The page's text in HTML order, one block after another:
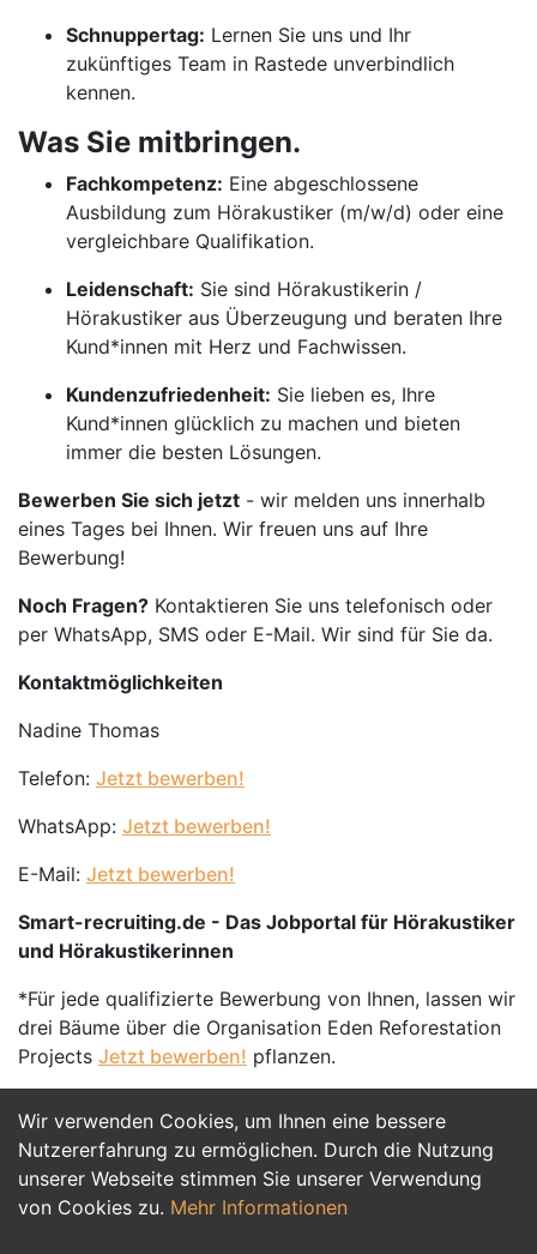
Wir verwenden Cookies, um Ihnen eine bessere
Nutzererfahrung zu ermöglichen. Durch die Nutzung
unserer Webseite stimmen Sie unserer Verwendung
von Cookies zu. Mehr Informationen
Schnuppertag: Lernen Sie uns und Ihr
zukünftiges Team in Rastede unverbindlich
kennen.
Was Sie mitbringen.
Fachkompetenz: Eine abgeschlossene
Ausbildung zum Hörakustiker (m/w/d) oder eine
vergleichbare Qualifikation.
Leidenschaft: Sie sind Hörakustikerin /
Hörakustiker aus Überzeugung und beraten Ihre
Kund*innen mit Herz und Fachwissen.
Kundenzufriedenheit: Sie lieben es, Ihre
Kund*innen glücklich zu machen und bieten
immer die besten Lösungen.
Bewerben Sie sich jetzt - wir melden uns innerhalb
eines Tages bei Ihnen. Wir freuen uns auf Ihre
Bewerbung!
Noch Fragen? Kontaktieren Sie uns telefonisch oder
per WhatsApp, SMS oder E-Mail. Wir sind für Sie da.
Kontaktmöglichkeiten
Nadine Thomas
Telefon: Jetzt bewerben!
WhatsApp: Jetzt bewerben!
E-Mail: Jetzt bewerben!
Smart-recruiting.de - Das Jobportal für Hörakustiker
und Hörakustikerinnen
*Für jede qualifizierte Bewerbung von Ihnen, lassen wir
drei Bäume über die Organisation Eden Reforestation
Projects Jetzt bewerben! pflanzen.
Jetzt Bewerben